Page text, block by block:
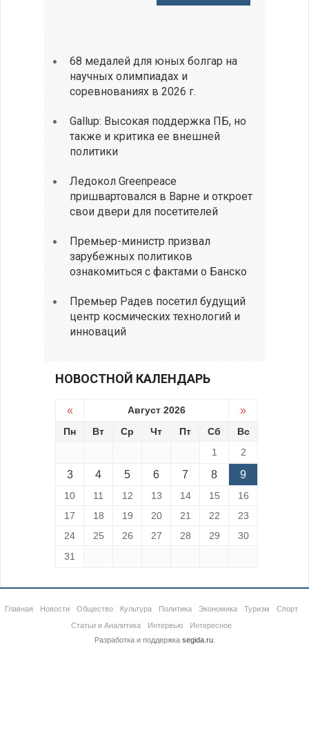
68 медалей для юных болгар на
научных олимпиадах и
соревнованиях в 2026 г.
Gallup: Высокая поддержка ПБ, но
также и критика ее внешней
политики
Ледокол Greenpeace
пришвартовался в Варне и откроет
свои двери для посетителей
Премьер-министр призвал
зарубежных политиков
ознакомиться с фактами о Банско
Премьер Радев посетил будущий
центр космических технологий и
инноваций
НОВОСТНОЙ КАЛЕНДАРЬ
« Август 2026 »
Пн Вт Ср Чт Пт Сб
Вс
1
2
3 4 5 6 7 8 9
10 11 12 13 14 15
16
17
18 19 20 21 22
23
24
25 26 27 28 29
30
31
Главная Новости Общество Культура Политика Экономика Туризм
Спорт
Статьи и Аналитика
Интервью
Интересное
Разработка и поддержка segida.ru.